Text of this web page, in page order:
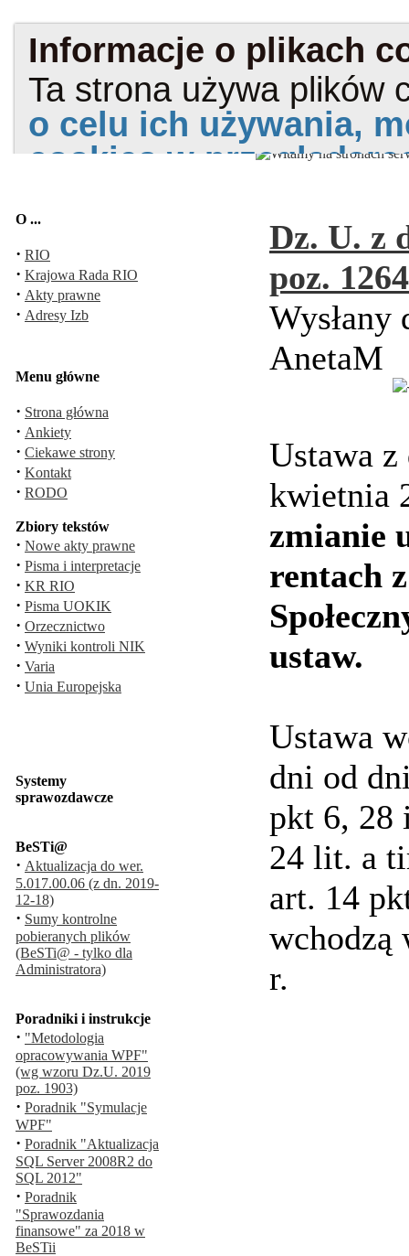
O ...
· RIO
· Krajowa Rada RIO
· Akty prawne
· Adresy Izb
Menu główne
· Strona główna
· Ankiety
· Ciekawe strony
· Kontakt
· RODO
Zbiory tekstów
· Nowe akty prawne
· Pisma i interpretacje
· KR RIO
· Pisma UOKIK
· Orzecznictwo
· Wyniki kontroli NIK
· Varia
· Unia Europejska
Systemy
sprawozdawcze
BeSTi@
· Aktualizacja do wer.
5.017.00.06 (z dn. 2019-
12-18)
· Sumy kontrolne
pobieranych plików
(BeSTi@ - tylko dla
Administratora)
Poradniki i instrukcje
· "Metodologia
opracowywania WPF"
(wg wzoru Dz.U. 2019
poz. 1903)
· Poradnik "Symulacje
WPF"
· Poradnik "Aktualizacja
SQL Server 2008R2 do
SQL 2012"
· Poradnik
"Sprawozdania
finansowe" za 2018 w
BeSTii
Dz. U. z
poz. 1264
Wysłany
AnetaM
Ustawa z
kwietnia
zmianie
rentach
ustaw.
Ustawa
dni od
pkt 6, 28
24 lit. a
art. 14
wchodzą
r.